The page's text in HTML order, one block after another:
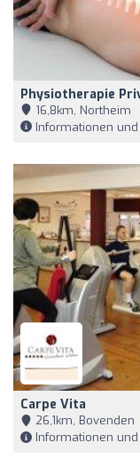
Physiotherapie
16,8km, Northeim
Informationen
Carpe Vita
26,1km, Bovenden
Informationen